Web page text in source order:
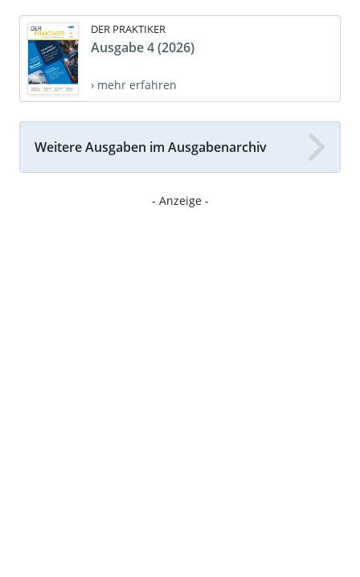
DER PRAKTIKER
Ausgabe 4 (2026)
› mehr erfahren
Weitere Ausgaben im Ausgabenarchiv
- Anzeige -